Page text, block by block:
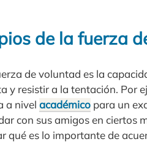
de la fuerza
de voluntad es la
y resistir a la tentación. Por
a nivel académico para un
con sus amigos en ciertos
qué es lo importante de